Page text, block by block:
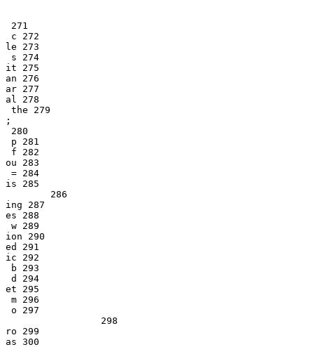
271
c 272
le 273
s 274
it 275
an 276
ar 277
al 278
the 279
;
280
p 281
f 282
ou 283
= 284
is 285
        286
ing 287
es 288
w 289
ion 290
ed 291
ic 292
b 293
d 294
et 295
m 296
o 297
ro 299
as 300